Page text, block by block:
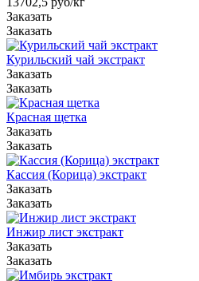
Заказать
Заказать
Курильский чай экстракт
Заказать
Заказать
Красная щетка
Заказать
Заказать
Кассия (Корица) экстракт
Заказать
Заказать
Инжир лист экстракт
Заказать
Заказать